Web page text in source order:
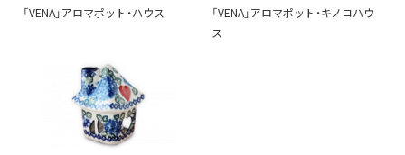
「VENA」アロマポット・ハウス
「VENA」アロマポット・キノコハウ
ス